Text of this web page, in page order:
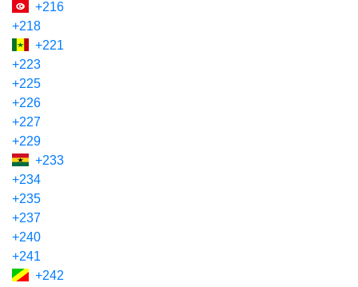
+216
+218
+221
+223
+225
+226
+227
+229
+233
+234
+235
+237
+240
+241
+242